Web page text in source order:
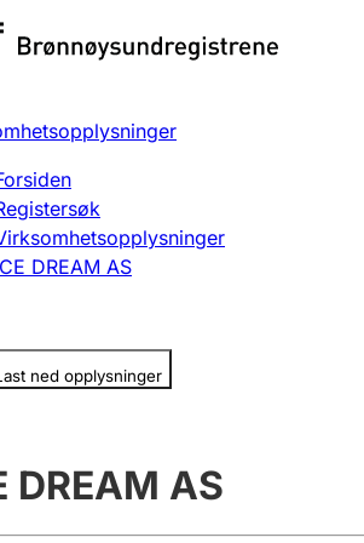
endre, slette
DREAM AS
ned opplysninger
er skjult
DREAM AS